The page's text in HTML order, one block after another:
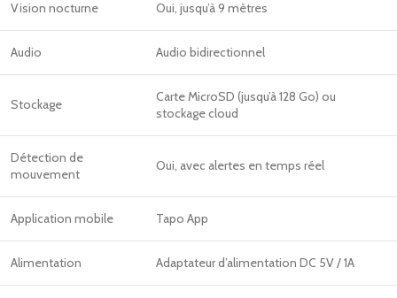
Vision nocturne Oui, jusqu’à 9 mètres
Audio Audio bidirectionnel
Stockage
Carte MicroSD (jusqu’à 128 Go) ou
stockage cloud
Détection de
mouvement
Oui, avec alertes en temps réel
Application mobile Tapo App
Alimentation Adaptateur d’alimentation DC 5V / 1A